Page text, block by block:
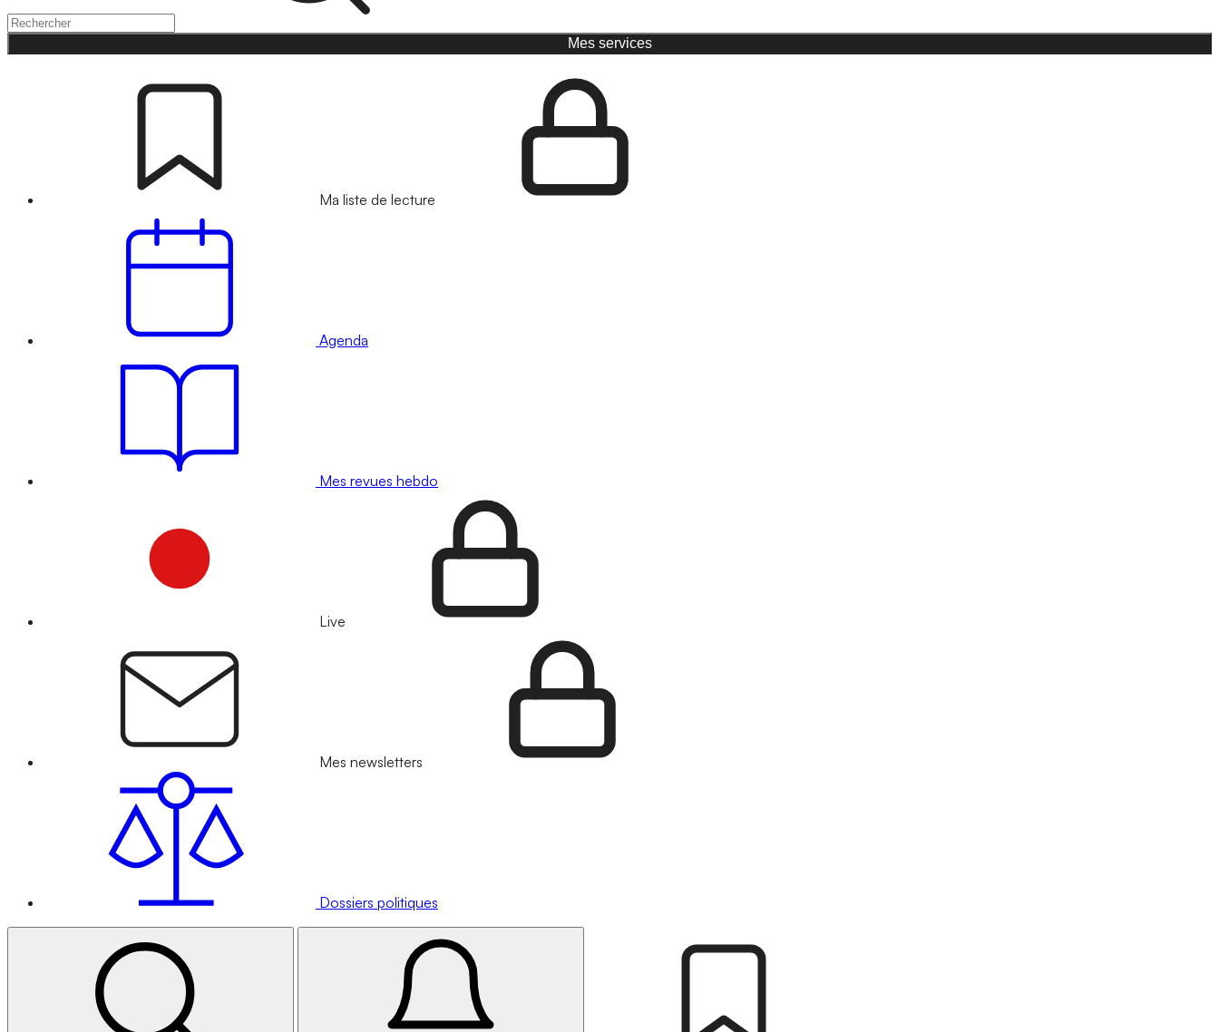
Mes services
Ma liste de lecture
Agenda
Mes revues hebdo
Live
Mes newsletters
Dossiers politiques